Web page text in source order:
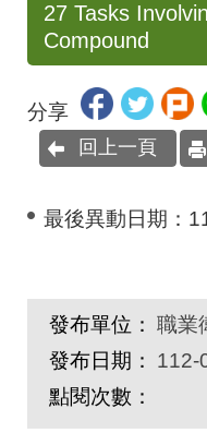
27 Tasks
Compound
分享
回上一頁
最後異動日期：
發布單位： 職業
發布日期：
112-
點閱次數：